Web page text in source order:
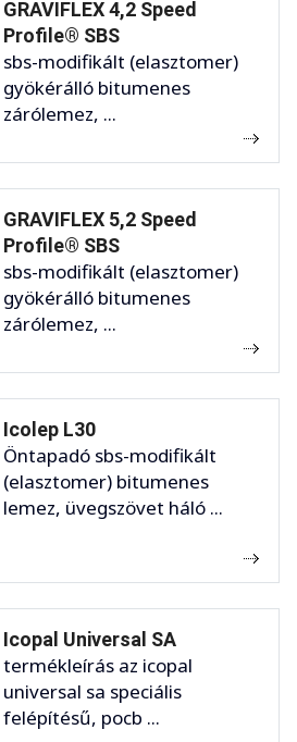
GRAVIFLEX 4,2 Speed
Profile® SBS
sbs-modifikált (elasztomer)
gyökérálló bitumenes
zárólemez, ...
GRAVIFLEX 5,2 Speed
Profile® SBS
sbs-modifikált (elasztomer)
gyökérálló bitumenes
zárólemez, ...
Icolep L30
Öntapadó sbs-modifikált
(elasztomer) bitumenes
lemez, üvegszövet háló ...
Icopal Universal SA
termékleírás az icopal
universal sa speciális
felépítésű, pocb ...